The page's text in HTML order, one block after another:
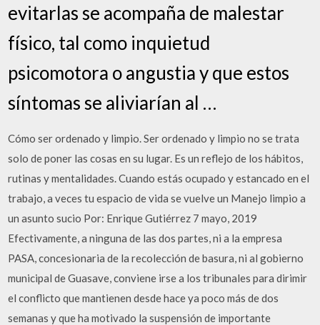
evitarlas se acompaña de malestar
físico, tal como inquietud
psicomotora o angustia y que estos
síntomas se aliviarían al …
Cómo ser ordenado y limpio. Ser ordenado y limpio no se trata
solo de poner las cosas en su lugar. Es un reflejo de los hábitos,
rutinas y mentalidades. Cuando estás ocupado y estancado en el
trabajo, a veces tu espacio de vida se vuelve un Manejo limpio a
un asunto sucio Por: Enrique Gutiérrez 7 mayo, 2019
Efectivamente, a ninguna de las dos partes, ni a la empresa
PASA, concesionaria de la recolección de basura, ni al gobierno
municipal de Guasave, conviene irse a los tribunales para dirimir
el conflicto que mantienen desde hace ya poco más de dos
semanas y que ha motivado la suspensión de importante